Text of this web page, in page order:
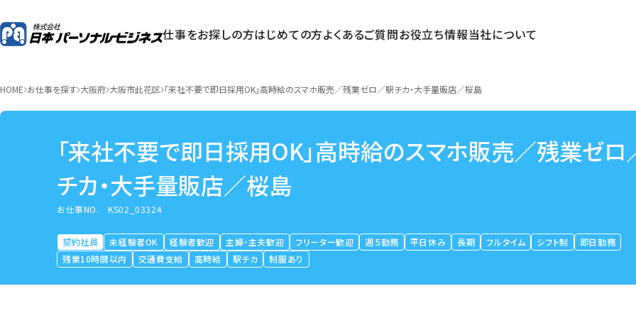
仕事をお探しの方はじめての方よくあるご質問お役立ち情報当社について
HOME お仕事を探す 大阪府 大阪市此花区 「来社不要で即日採用OK」高時給のスマホ販売／残業ゼロ／駅チカ・大手量販店／桜島
「来社不要で即日採用OK」高時給のスマホ販売／残業ゼロ
チカ・大手量販店／桜島
お仕事NO.KS02_03324
契約社員 未経験者OK 経験者歓迎 主婦・主夫歓迎 フリーター歓迎 週５勤務 平日休み 長期 フルタイム シフト制
即日勤務
残業10時間以内
交通費支給 高時給 駅チカ 制服あり